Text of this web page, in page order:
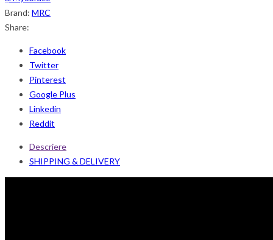
Brand: MRC
Share:
Facebook
Twitter
Pinterest
Google Plus
Linkedin
Reddit
Descriere
SHIPPING & DELIVERY